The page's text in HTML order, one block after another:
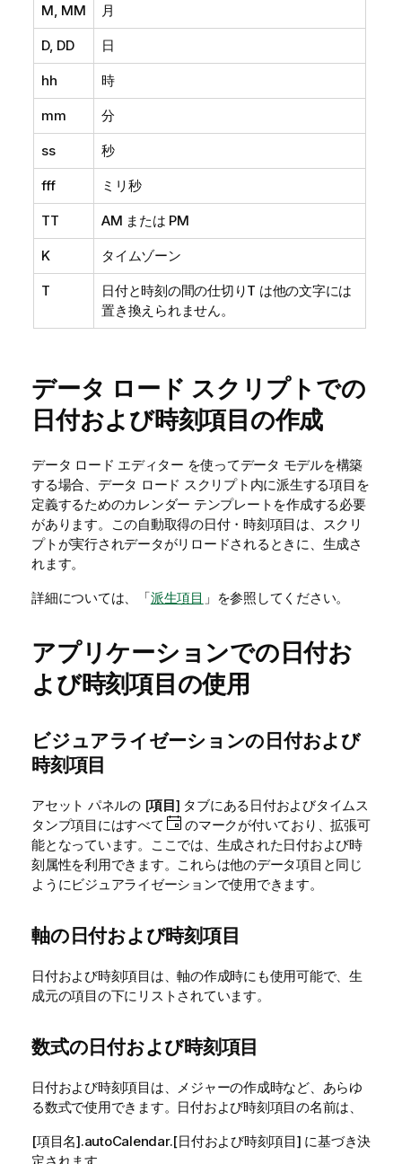
M, MM 月
D, DD 日
hh 時
mm 分
ss 秒
fff ミリ秒
TT AM または PM
K タイムゾーン
T 日付と時刻の間の仕切りT は他の文字には
置き換えられません。
データ ロード スクリプトでの
日付および時刻項目の作成
データ ロード エディター を使ってデータ モデルを構築
する場合、データ ロード スクリプト 内に派生する項目を
定義するためのカレンダー テンプレートを作成する必要
があります。この自動取得の日付・時刻項目は、スクリ
プトが実行されデータがリロードされるときに、生成さ
れます。
詳細については、「派生項目 」を参照してください。
アプリケーションでの日付お
よび時刻項目の使用
ビジュアライゼーションの日付および
時刻項目
アセット パネルの [項目] タブにある日付およびタイムス
タンプ項目にはすべて
のマークが付いており、拡張可
能となっています。ここでは、生成された日付および時
刻属性を利用できます。これらは他のデータ項目と同じ
ようにビジュアライゼーションで使用できます。
軸の日付および時刻項目
日付および時刻項目は、軸の作成時にも使用可能で、生
成元の項目の下にリストされています。
数式の日付および時刻項目
日付および時刻項目は、 メジャーの作成時など、あらゆ
る数式で使用できます。日付および時刻項目の名前は、
[項目名].autoCalendar.[日付および時刻項目] に基づき決